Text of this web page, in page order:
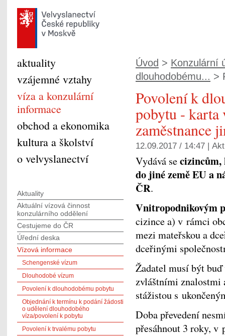
Úvod > Konzulární
dlouhodobému... >
Povolení k
pobytu - karta
zaměstnance
12.09.2017 / 14:47 |
Vydává secizincům,
do jiné země EU a
ČR.
Vnitropodnikovým
cizince a) v rámci
mezi mateřskou a
dceřinými
Žadatel musí být buď
zvláštními znalostmi
stážistou s
Doba převedení
přesáhnout 3 roky, v
aktuality
vzájemné vztahy
víza a konzulární
informace
obchod a ekonomika
kultura a školství
o velvyslanectví
Aktuality
Aktuální vízová činnost
konzulárního oddělení
Cestujeme do ČR
Úřední deska
Vízová informace
Schengenské vízum
Dlouhodobé vízum
Povolení k dlouhodobému pobytu
Objednání k termínu k podání žádosti
o udělení dlouhodobého
víza/povolení k pobytu
Povolení k trvalému pobytu